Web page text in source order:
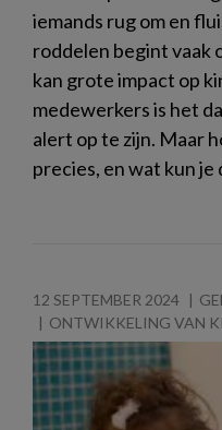
iemands rug om en
roddelen begint vaak
kan grote impact op
medewerkers is het
alert op te zijn. Maar
precies, en wat kun
12 SEPTEMBER 2024
ONTWIKKELING VAN